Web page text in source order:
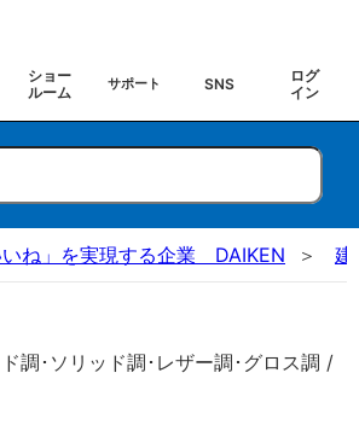
ショー
ルーム
サポート SNS
ログ
イン
いね」を実現する企業 DAIKEN 建
調･ソリッド調･レザー調･グロス調 /